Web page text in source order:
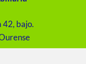
42, bajo.